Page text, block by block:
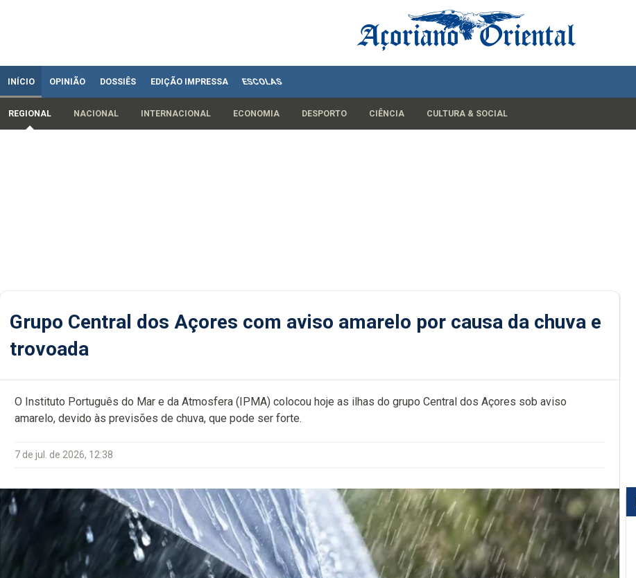
INÍCIO OPINIÃO DOSSIÊS EDIÇÃO IMPRESSA ESCOLAS
REGIONAL NACIONAL INTERNACIONAL ECONOMIA DESPORTO CIÊNCIA CULTURA & SOCIAL
Grupo Central dos Açores com aviso amarelo por causa da chuva e
trovoada
O Instituto Português do Mar e da Atmosfera (IPMA) colocou hoje as ilhas do grupo Central dos Açores sob aviso
amarelo, devido às previsões de chuva, que pode ser forte.
7 de jul. de 2026, 12:38